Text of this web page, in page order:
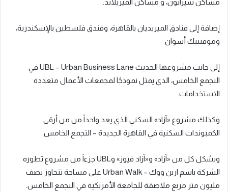
إضافة إلى فنادق الميريديان بالقاهرة، وفندق فلسطين بالإسكندرية،
وموفنبيك أسوان
إلى جانب مشروعها الحديث UBL – Urban Business Lane في
التجمع الخامس، الذي يمثل نموذجًا لمجمعات الأعمال متعددة
الاستخدامات.
وكذلك مشروع «آزاد» السكني الذي يعد واحداً من من أرقى
الكمبوندات السكنية في القاهرة الجديدة – التجمع الخامس.
ويشكل كل من «آزاد» و«آزاد فيوز» وUBL جزءاً من مشروع تطوره
الشركة باسم اربن ووك – Urban Walk على مساحة تتجاوز نصف
مليون متر مربع ملاصقة للجامعة الأمريكية في التجمع الخامس.